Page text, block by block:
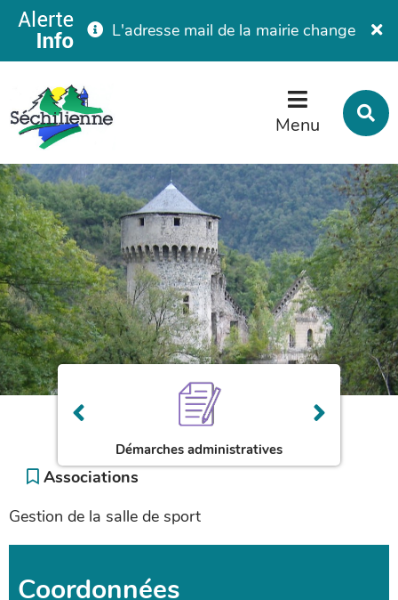
Fermer
L'adresse mail de la mairie change
Menu
Démarches administratives
Associations
Gestion de la salle de sport
Coordonnées